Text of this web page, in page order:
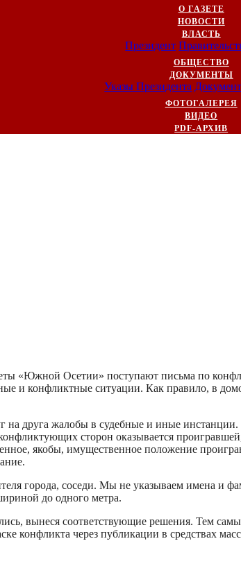
О ГАЗЕТЕ
НОВОСТИ
ВЛАСТЬ
Президент
ОБЩЕСТВО
ДОКУМЕНТЫ
Указы Президента
ФОТОГАЛЕРЕЯ
ВИДЕО
PDF-АРХИВ
«Южной Осетии» поступают письма по
и конфликтные ситуации. Как правило, в
друга жалобы в судебные и иные
сторон оказывается
якобы, имущественное положение
города, соседи. Мы не указываем имена и
до одного метра.
вынеся соответствующие решения. Тем
конфликта через публикации в средствах